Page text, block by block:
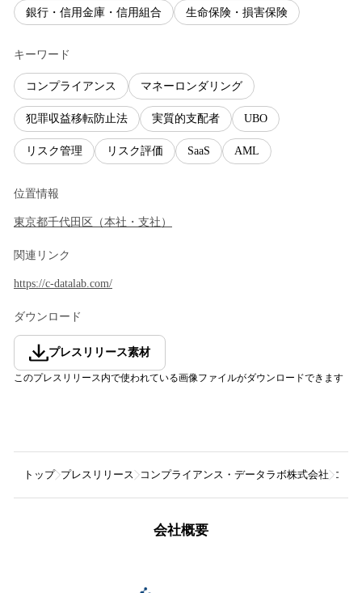
銀行・信用金庫・信用組合 生命保険・損害保険
キーワード
コンプライアンス マネーロンダリング
犯罪収益移転防止法 実質的支配者 UBO
リスク管理 リスク評価 SaaS AML
位置情報
東京都千代田区 （本社・支社 ）
関連リンク
https://c-datalab.com/
ダウンロード
プレスリリース素材
このプレスリリース内で使われている画像ファイルがダウンロードできます
トップ プレスリリース コンプライアンス・データラボ株式会社 コン
会社概要